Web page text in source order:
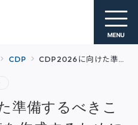
MENU
CDP CDP2026に向けた準備するべきこと～効率よく回答を作成するために～
準備するべきこ